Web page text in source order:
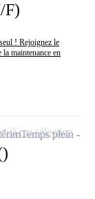
F)
! Rejoignez le
maintenance en
Temps plein
à ma sélection